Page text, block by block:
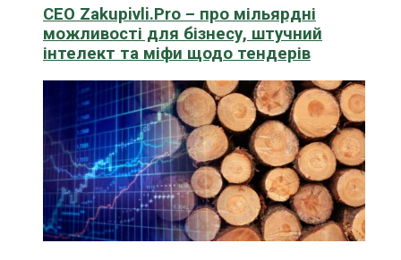
CEO Zakupivli.Pro – про мільярдні
можливості для бізнесу, штучний
інтелект та міфи щодо тендерів